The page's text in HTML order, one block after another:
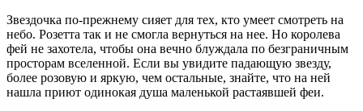
Звездочка по-прежнему сияет для тех, кто умеет смотреть на
небо. Розетта так и не смогла вернуться на нее. Но королева
фей не захотела, чтобы она вечно блуждала по безграничным
просторам вселенной. Если вы увидите падающую звезду,
более розовую и яркую, чем остальные, знайте, что на ней
нашла приют одинокая душа маленькой растаявшей феи.